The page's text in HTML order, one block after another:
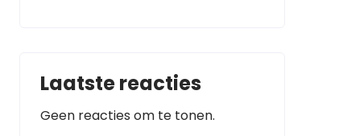
Laatste reacties
Geen reacties om te tonen.